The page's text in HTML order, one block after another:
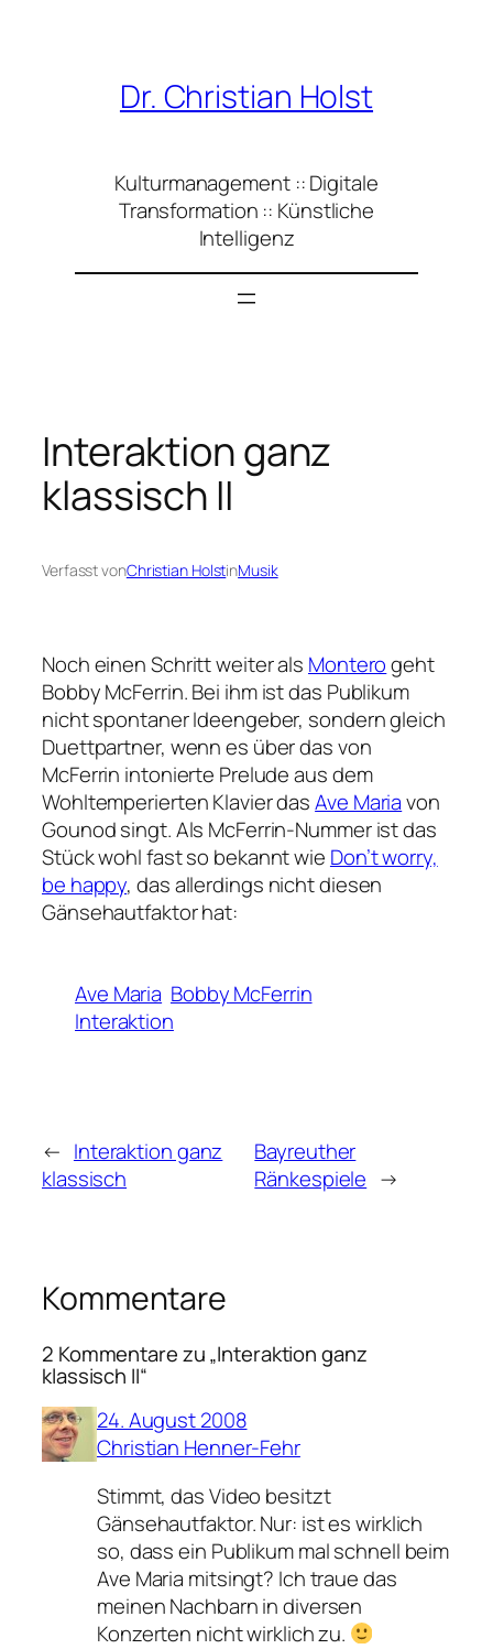
Dr. Christian Holst
Kulturmanagement :: Digitale
Transformation :: Künstliche
Intelligenz
Interaktion ganz
klassisch II
Verfasst vonChristian HolstinMusik
Noch einen Schritt weiter als Monterogeht
Bobby McFerrin. Bei ihm ist das Publikum
nicht spontaner Ideengeber, sondern gleich
Duettpartner, wenn es über das von
McFerrin intonierte Prelude aus dem
Wohltemperierten Klavier dasAve Mariavon
Gounod singt. Als McFerrin-Nummer ist das
Stück wohl fast so bekannt wie Don’t worry,
be happy, das allerdings nicht diesen
Gänsehautfaktor hat:
Ave Maria Bobby McFerrin
Interaktion
← Interaktion ganz
klassisch
Bayreuther
Ränkespiele →
Kommentare
2 Kommentare zu „Interaktion ganz
klassisch II“
24. August 2008
Christian Henner-Fehr
Stimmt, das Video besitzt
Gänsehautfaktor. Nur: ist es wirklich
so, dass ein Publikum mal schnell beim
Ave Maria mitsingt? Ich traue das
meinen Nachbarn in diversen
Konzerten nicht wirklich zu.